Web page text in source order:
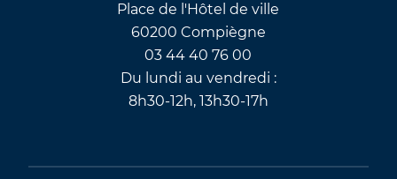
Place de l'Hôtel de ville
60200 Compiègne
03 44 40 76 00
Du lundi au vendredi :
8h30-12h, 13h30-17h